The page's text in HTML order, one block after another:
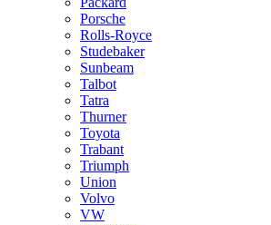
Porsche
Rolls-Royce
Studebaker
Sunbeam
Talbot
Tatra
Thurner
Toyota
Trabant
Triumph
Union
Volvo
VW